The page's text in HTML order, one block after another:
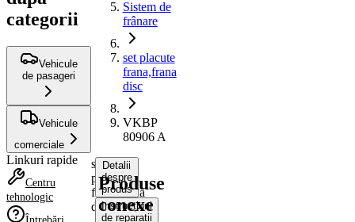
categorii
Vehicule
de pasageri
Vehicule
comerciale
Linkuri rapide
Centru
tehnologic
Sistem de
frânare
set placute
frana,frana
disc
VKBP
80906 A
set
placute
frana,frana
disc
Detalii
despre
produs
Instrucțiuni
de reparații
Produse
conexe